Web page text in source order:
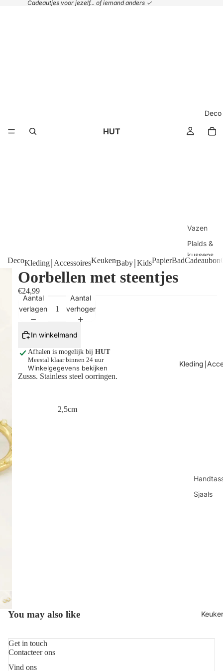
Cadeautjes voor jezelf... of iemand anders ✓
HUT
Deco
Vazen
Plaids &
kussens
Kleding￨
Sjaals
Juwelen
DecoKleding￨AccessoiresKeukenBaby￨KidsPapierBadCadeaubon
Oorbellen met steentjes
€24,99
Aantal
verlagen
Aantal
verhogen
In winkelmand
Afhalen is mogelijk bij HUT
Meestal klaar binnen 24 uur
Winkelgegevens bekijken
Zusss. Stainless steel oorringen.
2,5cm
You may also like
Get in touch
Contacteer ons
Vind ons